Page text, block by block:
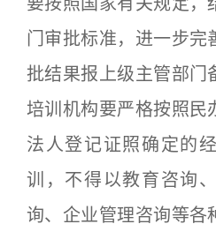
门审批标准，进一步完
批结果报上级主管部门
培训机构要严格按照民
法人登记证照确定的
训，不得以教育咨询
询、企业管理咨询等各